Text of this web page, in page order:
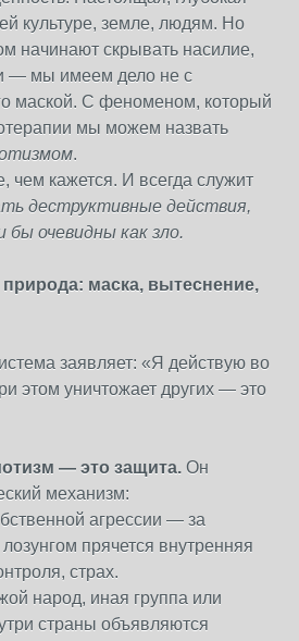
культуре, земле, людям. Но
начинают скрывать насилие,
— мы имеем дело не с
маской. С феноменом, который
мы можем назвать
.
чем кажется. И всегда служит
деструктивные действия,
очевидны как зло.
маска, вытеснение,
заявляет: «Я действую во
этом уничтожает других — это
— это защита. Он
механизм:
агрессии — за
прячется внутренняя
страх.
народ, иная группа или
страны объявляются